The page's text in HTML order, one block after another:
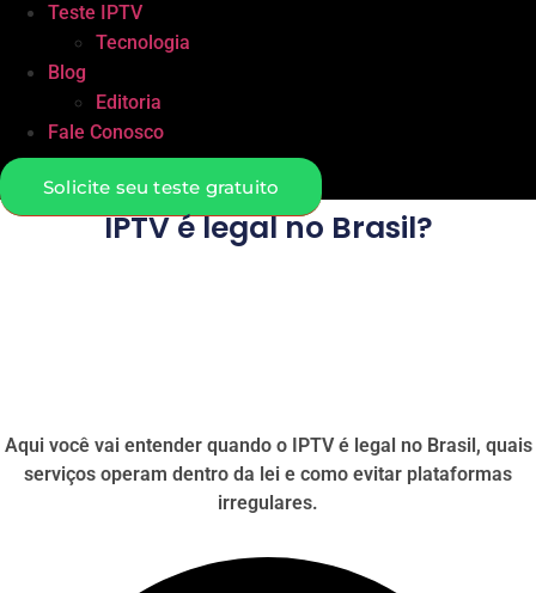
Teste IPTV
Tecnologia
Blog
Editoria
Fale Conosco
Solicite seu teste gratuito
IPTV é legal no Brasil?
Aqui você vai entender quando o IPTV é legal no Brasil, quais
serviços operam dentro da lei e como evitar plataformas
irregulares.